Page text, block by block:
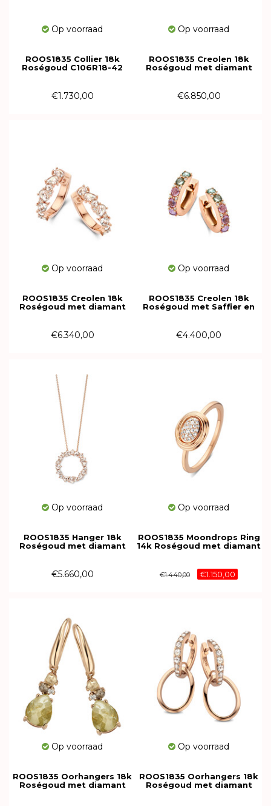
Op voorraad
ROOS1835 Collier 18k
Roségoud C106R18-42
€1.730,00
Op voorraad
ROOS1835 Creolen 18k
Roségoud met diamant
€6.850,00
Op voorraad
ROOS1835 Creolen 18k
Roségoud met diamant
€6.340,00
Op voorraad
ROOS1835 Creolen 18k
Roségoud met Saffier en
€4.400,00
Op voorraad
ROOS1835 Hanger 18k
Roségoud met diamant
€5.660,00
Op voorraad
ROOS1835 Moondrops Ring
14k Roségoud met diamant
€1.440,00 €1.150,00
Op voorraad
ROOS1835 Oorhangers 18k
Roségoud met diamant
Op voorraad
ROOS1835 Oorhangers 18k
Roségoud met diamant